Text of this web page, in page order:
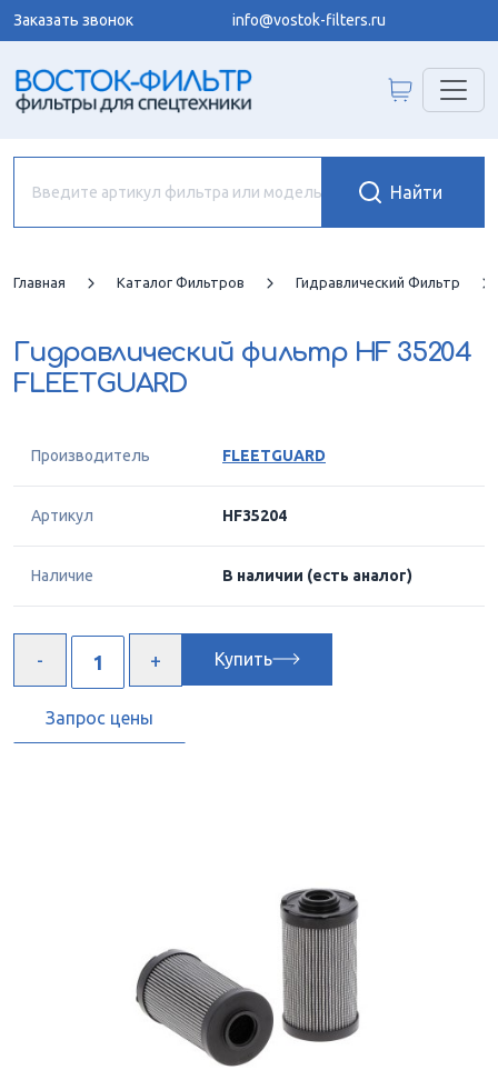
Заказать звонок info@vostok-filters.ru
Главная Каталог Фильтров Гидравлический Фильтр
Гидравлический фильтр HF 35204
FLEETGUARD
Производитель FLEETGUARD
Артикул HF35204
Наличие В наличии (есть аналог)
Купить
Запрос цены